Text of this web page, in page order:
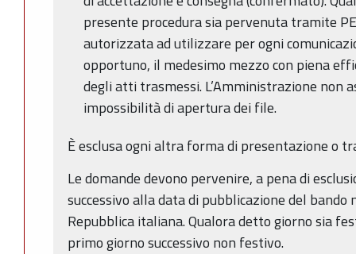
presente procedura sia pervenuta tramite
autorizzata ad utilizzare per ogni
opportuno, il medesimo mezzo con piena
degli atti trasmessi. L’Amministrazione non
impossibilità di apertura dei file.
È esclusa ogni altra forma di presentazione o
Le domande devono pervenire, a pena di
successivo alla data di pubblicazione del
Repubblica italiana. Qualora detto giorno sia
primo giorno successivo non festivo.